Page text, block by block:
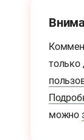
только
можно